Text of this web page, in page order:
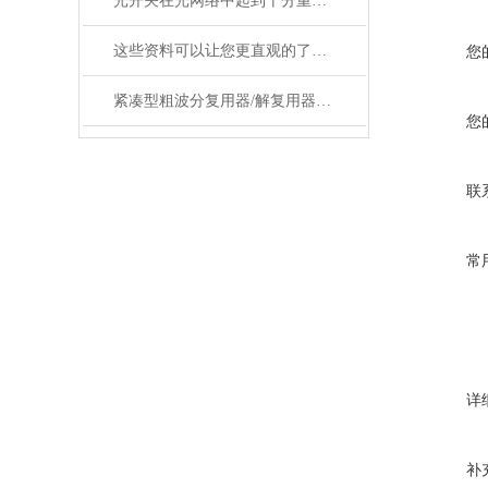
这些资料可以让您更直观的了解什么是电光调制器！
紧凑型粗波分复用器/解复用器（双面）产品参数
您
您
联
常
详
补